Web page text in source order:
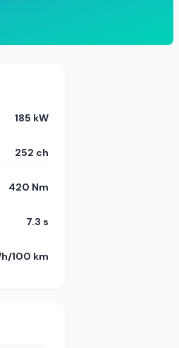
185 kW
252 ch
420 Nm
7.3 s
100 km